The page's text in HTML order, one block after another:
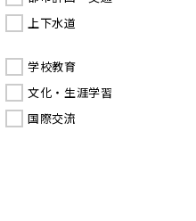
上下水道
学校教育
文化・生涯学習
国際交流